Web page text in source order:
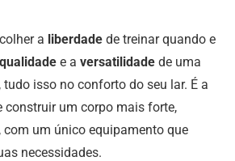
a liberdade de treinar quando e
qualidade e a versatilidade de uma
isso no conforto do seu lar. É a
construir um corpo mais forte,
um único equipamento que
necessidades.